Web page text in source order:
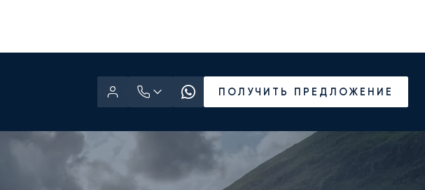
ПОЛУЧИТЬ ПРЕДЛОЖЕНИЕ